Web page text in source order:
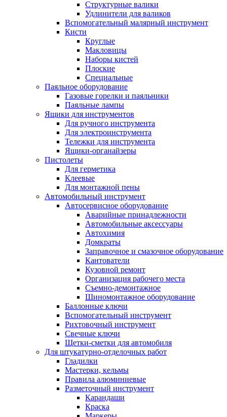
Структурные валики
Удлинители для валиков
Вспомогательный малярный инструмент
Кисти
Круглые
Макловицы
Наборы кистей
Плоские
Специальные
Паяльное оборудование
Газовые горелки и паяльники
Паяльные лампы
Ящики для инструментов
Для ручного инструмента
Для электроинструмента
Тележки для инструмента
Ящики-органайзеры
Пистолеты
Для герметика
Клеевые
Для монтажной пены
Автомобильный инструмент
Автосервисное оборудование
Аварийные принадлежности
Автомобильные аксессуары
Автохимия
Домкраты
Заправочное и смазочное оборудование
Кантователи
Кузовной ремонт
Организация рабочего места
Съемно-демонтажное
Шиномонтажное оборудование
Баллонные ключи
Вспомогательный инструмент
Рихтовочный инструмент
Свечные ключи
Щетки-сметки для автомобиля
Для штукатурно-отделочных работ
Гладилки
Мастерки, кельмы
Правила алюминиевые
Разметочный инструмент
Карандаши
Краска